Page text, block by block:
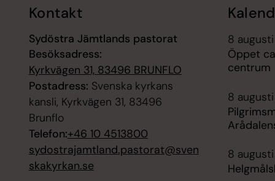
Kontakt
Sydöstra Jämtlands pastorat
Besöksadress:
Kyrkvägen 31, 83496 BRUNFLO
Postadress: Svenska kyrkans
kansli, Kyrkvägen 31, 83496
Brunflo
Telefon:+46 10 4513800
sydostrajamtland.pastorat@sven
skakyrkan.se
8 augusti
Öppet
centrum
8 augusti
8